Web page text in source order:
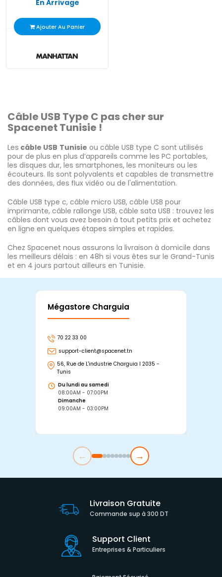
En Arrivage
Ajouter Au Panier
Câble USB Type C pas cher sur
Spacenet Tunisie !
Les câble USB Tunisie ou câble USB type C sont utilisés
pour de plus en plus d’appareils comme les PC portables,
les disques dur, les smartphones, les moniteurs ou les
écouteurs. Ils sont polyvalents et capables de transmettre
des données, des flux vidéo ou de l'alimentation.
Câble USB type c, câble micro USB, câble USB pour
imprimante, câble rallonge USB, câble sata USB : trouvez les
câbles dont vous avez besoin à tout petits prix et achetez
en ligne en quelques étapes simples et rapides.
Chez Spacenet nous assurons la livraison à domicile dans
les meilleurs délais : en 48h si vous êtes sur le Grand-Tunis
et en 4 jours partout ailleurs en Tunisie.
Mégastore Charguia
70 22 33 00
support-client@spacenet.tn
56, Rue de L'industrie Charguia I 2035 -
Tunis
Du lundi au samedi
08:00AM - 07:00PM
Dimanche
09:00AM - 03:00PM
← →
Livraison Gratuite
Commande sup à 300 DT
Support Client
Entreprises & Particuliers